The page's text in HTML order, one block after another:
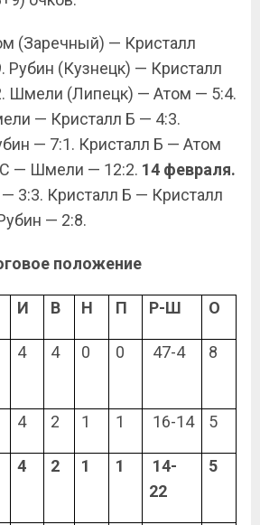
(Заречный) — Кристалл
Рубин (Кузнецк) — Кристалл
Шмели (Липецк) — Атом — 5:4.
— Кристалл Б — 4:3.
— 7:1. Кристалл Б — Атом
С — Шмели — 12:2. 14 февраля.
3:3. Кристалл Б — Кристалл
— 2:8.
положение
И В Н П Р-Ш О
4 4 0 0 47-4 8
4 2 1 1 16-14 5
4 2 1 1
14-
22
5